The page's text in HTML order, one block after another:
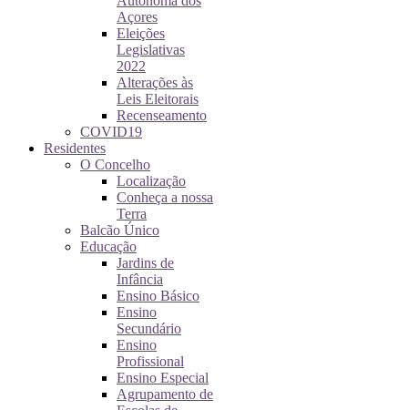
Açores
Eleições
Legislativas
2022
Alterações às
Leis Eleitorais
Recenseamento
COVID19
Residentes
O Concelho
Localização
Conheça a nossa
Terra
Balcão Único
Educação
Jardins de
Infância
Ensino Básico
Ensino
Secundário
Ensino
Profissional
Ensino Especial
Agrupamento de